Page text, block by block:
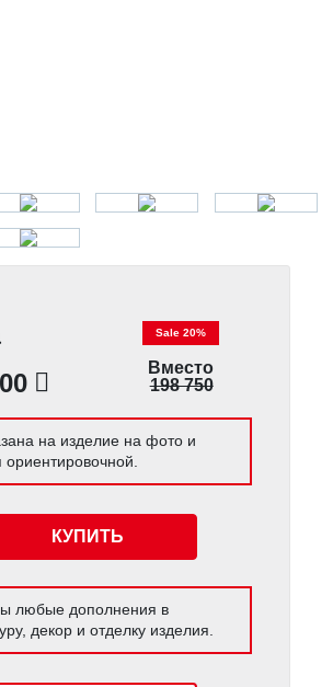
Sale 20%
Вместо
198 750
на изделие на фото и
ориентировочной.
КУПИТЬ
любые дополнения в
декор и отделку изделия.